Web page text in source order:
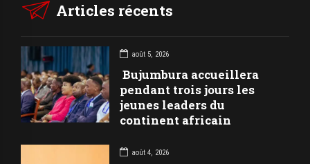
Articles récents
août 5, 2026
Bujumbura accueillera
pendant trois jours les
jeunes leaders du
continent africain
août 4, 2026